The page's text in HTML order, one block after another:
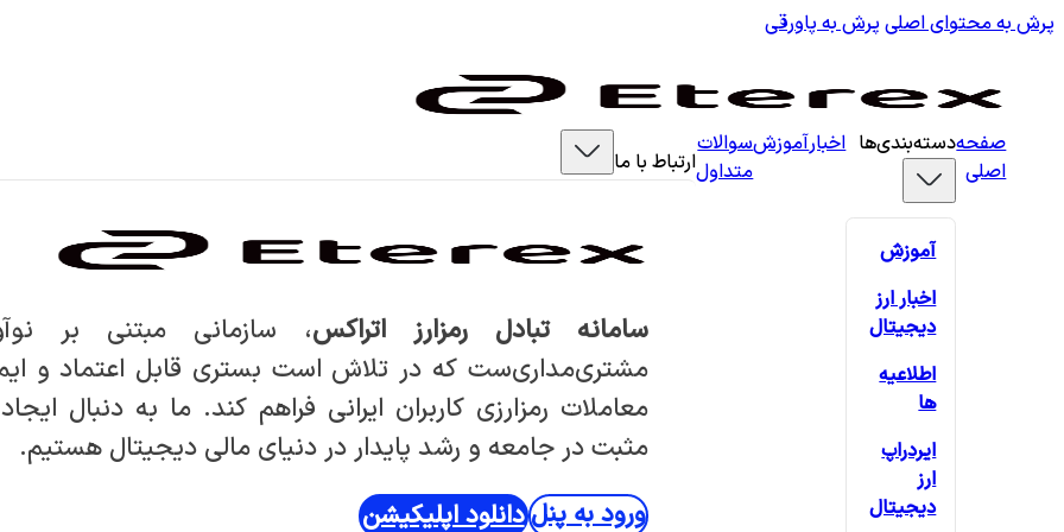
پرش به محتوای اصلی پرش به پاورقی
صفحه
اصلی
دسته‌بندی‌ها
آموزش
اخبار ارز
دیجیتال
اطلاعیه
ها
ایردراپ
ارز
دیجیتال
اخبارآموزشسوالات
متداولارتباط با ما
سامانه تبادل رمزارز اتراکس، سازمانی مبتنی بر
مشتری‌مداری‌ست که در تلاش است بستری قابل اعتماد و
معاملات رمزارزی کاربران ایرانی فراهم کند. ما به دنبال
مثبت در جامعه و رشد پایدار در دنیای مالی دیجیتال هستیم.
ورود به پنلدانلود اپلیکیشن